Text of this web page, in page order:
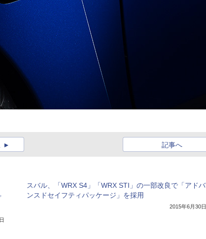
記事へ
スバル、「WRX S4」「WRX STI」の一部改良で「アドバ
ンスドセイフティパッケージ」を採用
2015年6月30日